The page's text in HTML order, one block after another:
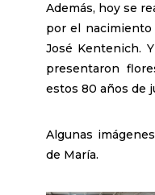
Además, hoy se
por el
José Kentenich.
presentaron
estos 80 años de
Algunas
de María.